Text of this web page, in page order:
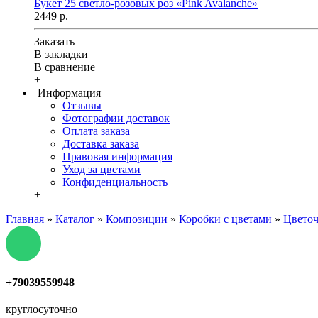
Букет 25 светло-розовых роз «Pink Avalanche»
2449 р.
Заказать
В закладки
В сравнение
+
Информация
Отзывы
Фотографии доставок
Оплата заказа
Доставка заказа
Правовая информация
Уход за цветами
Конфиденциальность
+
Главная » Каталог » Композиции » Коробки с цветами »
+79039559948
круглосуточно